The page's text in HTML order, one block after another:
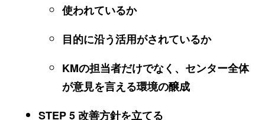
使われているか
目的に沿う活用がされているか
KMの担当者だけでなく、センター全体
が意見を言える環境の醸成
STEP 5 改善方針を立てる